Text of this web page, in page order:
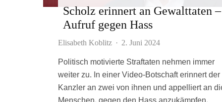
Scholz erinnert an Gewalttaten –
Aufruf gegen Hass
Elisabeth Koblitz · 2. Juni 2024
Politisch motivierte Straftaten nehmen immer
weiter zu. In einer Video-Botschaft erinnert der
Kanzler an zwei von ihnen und appelliert an
Menschen, gegen den Hass anzukämpfen.